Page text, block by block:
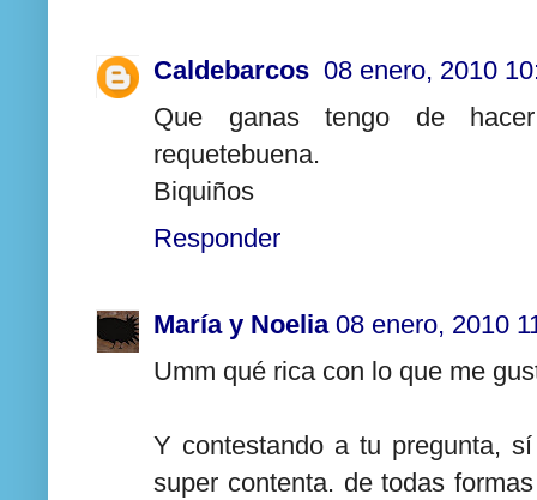
Caldebarcos 08 enero, 2010
Que ganas tengo de
requetebuena.
Biquiños
Responder
María y Noelia 08 enero, 2010
Umm qué rica con lo que me
Y contestando a tu pregunta,
super contenta. de todas